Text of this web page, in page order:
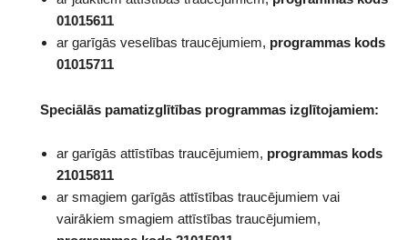
01015611
ar garīgās veselības traucējumiem, programmas kods
01015711
Speciālās pamatizglītības programmas izglītojamiem:
ar garīgās attīstības traucējumiem, programmas kods
21015811
ar smagiem garīgās attīstības traucējumiem vai
vairākiem smagiem attīstības traucējumiem,